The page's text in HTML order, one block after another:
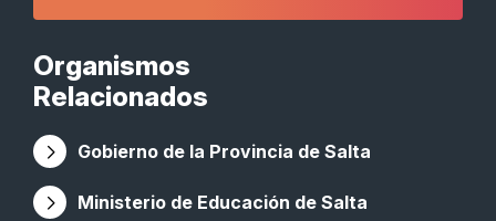
Organismos
Relacionados
Gobierno de la Provincia de Salta
Ministerio de Educación de Salta